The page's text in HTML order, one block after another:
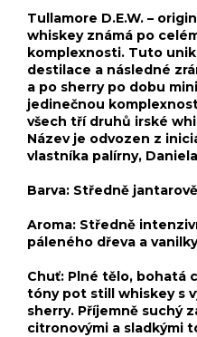
Tullamore D.E.W. –
whiskey známá po
komplexnosti. Tuto
destilace a následné
a po sherry po dobu
jedinečnou
všech tří druhů irské
Název je odvozen z
vlastníka palírny, Daniela
Barva: Středně
Aroma: Středně
páleného dřeva a vanilky
Chuť: Plné tělo, bohatá
tóny pot still whiskey s
sherry. Příjemně suchý
citronovými a sladkými